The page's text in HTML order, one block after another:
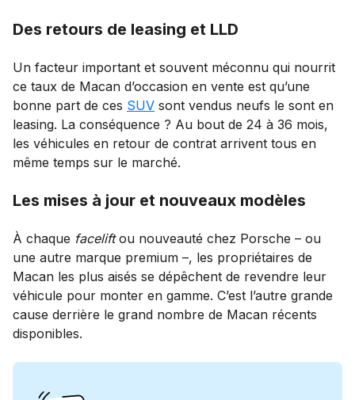
Des retours de leasing et LLD
Un facteur important et souvent méconnu qui nourrit
ce taux de Macan d’occasion en vente est qu’une
bonne part de ces SUV sont vendus neufs le sont en
leasing. La conséquence ? Au bout de 24 à 36 mois,
les véhicules en retour de contrat arrivent tous en
même temps sur le marché.
Les mises à jour et nouveaux modèles
À chaque faceliftou nouveauté chez Porsche – ou
une autre marque premium –, les propriétaires de
Macan les plus aisés se dépêchent de revendre leur
véhicule pour monter en gamme. C’est l’autre grande
cause derrière le grand nombre de Macan récents
disponibles.